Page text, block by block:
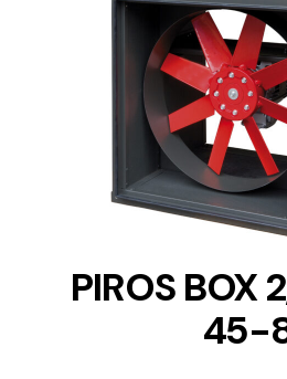
DETAILS
PIROS BOX
45-